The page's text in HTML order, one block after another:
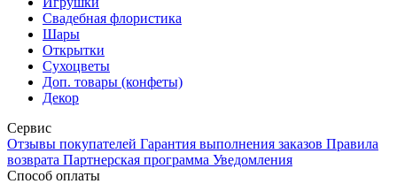
Свадебная флористика
Шары
Открытки
Сухоцветы
Доп. товары (конфеты)
Декор
Сервис
Отзывы покупателей Гарантия выполнения заказов Правила
возврата Партнерская программа Уведомления
Способ оплаты